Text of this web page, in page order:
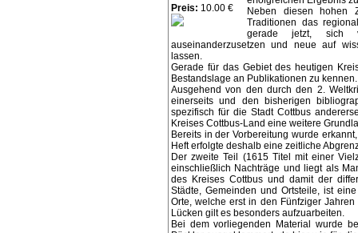
Preis: 10.00 €
Neben diesen hohen
Traditionen das
gerade jetzt, sich
auseinanderzusetzen und neue auf
lassen.
Gerade für das Gebiet des heutigen
Bestandslage an Publikationen zu kennen.
Ausgehend von den durch den 2.
einerseits und den bisherigen
spezifisch für die Stadt Cottbus
Kreises Cottbus-Land eine weitere
Bereits in der Vorbereitung wurde
Heft erfolgte deshalb eine zeitliche
Der zweite Teil (1615 Titel mit einer
einschließlich Nachträge und liegt als
des Kreises Cottbus und damit der
Städte, Gemeinden und Ortsteile, ist
Orte, welche erst in den Fünfziger
Lücken gilt es besonders aufzuarbeiten.
Bei dem vorliegenden Material wurde